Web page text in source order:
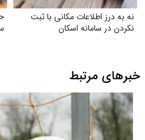
نه به درز اطلاعات مکانی با ثبت
نکردن در سامانه اسکان
خبرهای مرتبط